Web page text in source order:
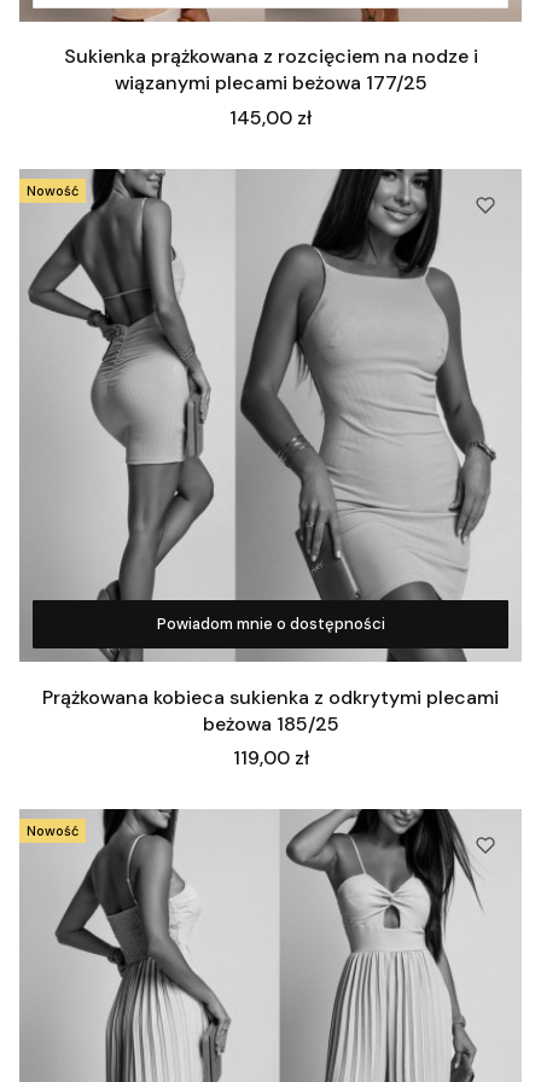
Sukienka prążkowana z rozcięciem na nodze i
wiązanymi plecami beżowa 177/25
Cena
145,00 zł
Nowość
Zobacz produkt
Powiadom mnie o dostępności
Prążkowana kobieca sukienka z odkrytymi plecami
beżowa 185/25
Cena
119,00 zł
Nowość